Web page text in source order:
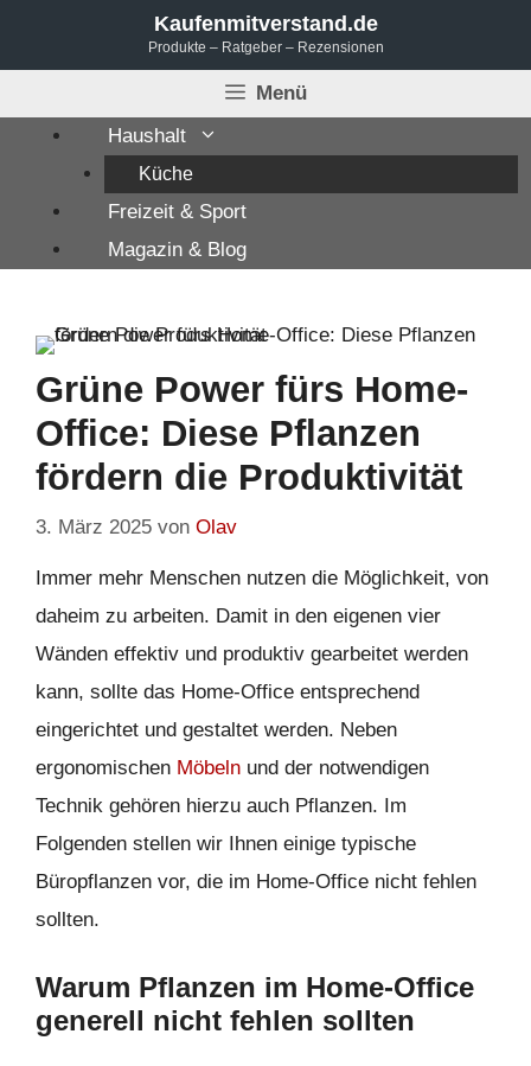
Kaufenmitverstand.de
Produkte – Ratgeber – Rezensionen
Menü
Haushalt
Küche
Freizeit & Sport
Magazin & Blog
Grüne Power fürs Home-
Office: Diese Pflanzen
fördern die Produktivität
3. März 2025 von Olav
Immer mehr Menschen nutzen die Möglichkeit, von
daheim zu arbeiten. Damit in den eigenen vier
Wänden effektiv und produktiv gearbeitet werden
kann, sollte das Home-Office entsprechend
eingerichtet und gestaltet werden. Neben
ergonomischen Möbeln und der notwendigen
Technik gehören hierzu auch Pflanzen. Im
Folgenden stellen wir Ihnen einige typische
Büropflanzen vor, die im Home-Office nicht fehlen
sollten.
Warum Pflanzen im Home-Office
generell nicht fehlen sollten